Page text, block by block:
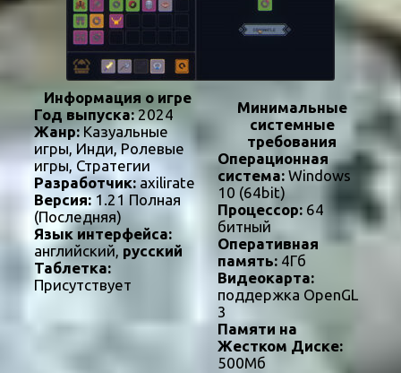
Информация о игре
Год выпуска:2024
Жанр:Казуальные
игры, Инди, Ролевые
игры, Стратегии
Разработчик: axilirate
Версия: 1.21 Полная
(Последняя)
Язык интерфейса:
английский, русский
Таблетка:
Присутствует
Минимальные
системные
требования
Операционная
система:Windows
10 (64bit)
Процессор:64
битный
Оперативная
память:4Гб
Видеокарта:
поддержка OpenGL
3
Памяти на
Жестком Диске:
500Мб